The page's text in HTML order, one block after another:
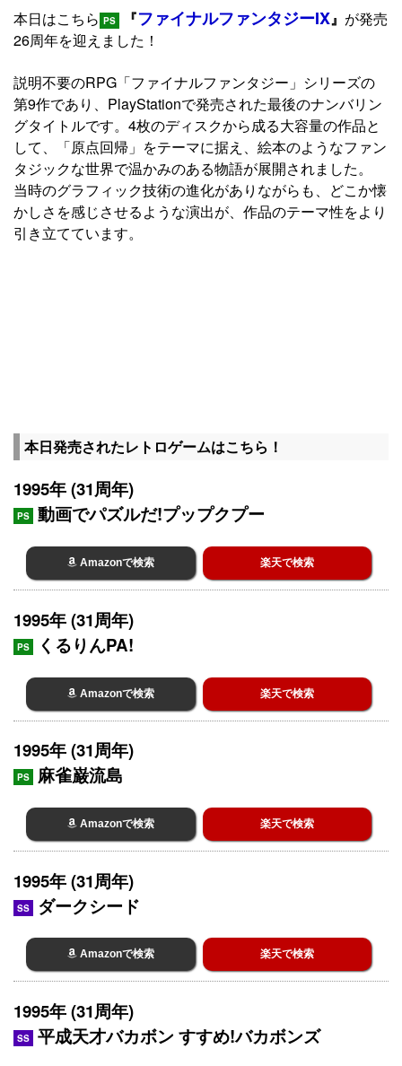
本日はこちら PS 『ファイナルファンタジーIX』 が発売
26周年を迎えました！
説明不要のRPG「ファイナルファンタジー」シリーズの
第9作であり、PlayStationで発売された最後のナンバリン
グタイトルです。4枚のディスクから成る大容量の作品と
して、「原点回帰」をテーマに据え、絵本のようなファン
タジックな世界で温かみのある物語が展開されました。
当時のグラフィック技術の進化がありながらも、どこか懐
かしさを感じさせるような演出が、作品のテーマ性をより
引き立てています。
本日発売されたレトロゲームはこちら！
1995年 (31周年)
PS 動画でパズルだ!プップクプー
Amazonで検索 楽天で検索
1995年 (31周年)
PS くるりんPA!
Amazonで検索 楽天で検索
1995年 (31周年)
PS 麻雀巌流島
Amazonで検索 楽天で検索
1995年 (31周年)
SS ダークシード
Amazonで検索 楽天で検索
1995年 (31周年)
SS 平成天才バカボン すすめ!バカボンズ